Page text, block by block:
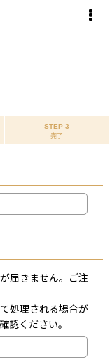
STEP 3
完了
届きません。ご注
処理される場合が
認ください。